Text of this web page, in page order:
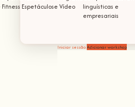
Fitness Espetáculose Vídeo
linguísticas e
empresariais
Iniciar sessãoAdicionar workshop